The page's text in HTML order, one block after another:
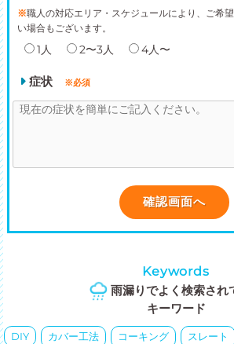
※職人の対応エリア・スケジュールにより、ご希
い場合もございます。
1人 2〜3人 4人〜
症状 ※必須
雨漏りでよく検索され
キーワード
Keywords
DIY カバー工法 コーキング スレート